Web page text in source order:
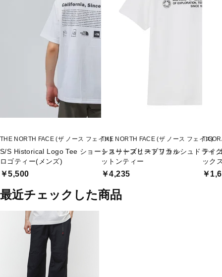
THE NORTH FACE (ザ ノース フェイス)
S/S Historical Logo Tee ショートスリーブヒストリカル
ロゴティー(メンズ)
￥5,500
THE NORTH FACE (ザ ノース フェイス)
ショートスリーブフラッシュドライ
ットンティー
￥4,235
ティ
ック
￥
最近チェックした商品